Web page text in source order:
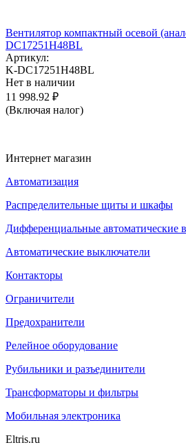
Вентилятор компактный осевой
DC17251H48BL
Артикул:
K-DC17251H48BL
Нет в наличии
11 998.92 ₽
(Включая налог)
Интернет магазин
Автоматизация
Распределительные щиты и шкафы
Дифференциальные автоматические
Автоматические выключатели
Контакторы
Ограничители
Предохранители
Релейное оборудование
Рубильники и разъединители
Трансформаторы и фильтры
Мобильная электроника
Eltris.ru